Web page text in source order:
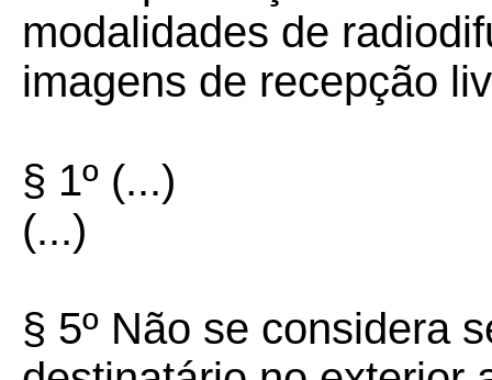
modalidades de
imagens de recepção
§ 1º (...)
(...)
§ 5º Não se considera